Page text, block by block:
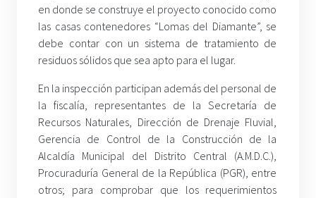
en donde se construye el proyecto conocido como
las casas contenedores “Lomas del Diamante”, se
debe contar con un sistema de tratamiento de
residuos sólidos que sea apto para el lugar.
En la inspección participan además del personal de
la fiscalía, representantes de la Secretaría de
Recursos Naturales, Dirección de Drenaje Fluvial,
Gerencia de Control de la Construcción de la
Alcaldía Municipal del Distrito Central (A.M.D.C.),
Procuraduría General de la República (PGR), entre
otros; para comprobar que los requerimientos